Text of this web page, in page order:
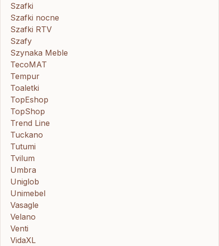
Szafki
Szafki nocne
Szafki RTV
Szafy
Szynaka Meble
TecoMAT
Tempur
Toaletki
TopEshop
TopShop
Trend Line
Tuckano
Tutumi
Tvilum
Umbra
Uniglob
Unimebel
Vasagle
Velano
Venti
VidaXL